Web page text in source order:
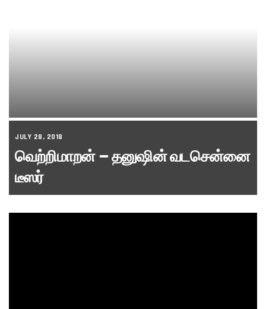
JULY 28, 2018
வெற்றிமாறன் – தனுஷின் வடசென்னை
டீஸர்